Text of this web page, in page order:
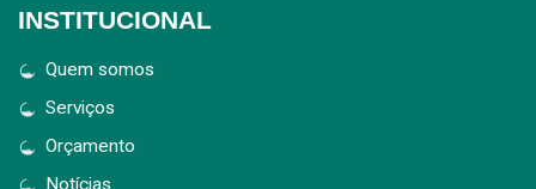
INSTITUCIONAL
Quem somos
Serviços
Orçamento
Notícias